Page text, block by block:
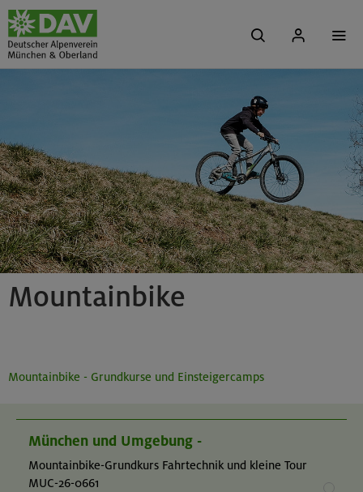
Mountainbike
Mountainbike - Grundkurse und Einsteigercamps
München und Umgebung -
Mountainbike-Grundkurs Fahrtechnik und kleine Tour
MUC-26-0661